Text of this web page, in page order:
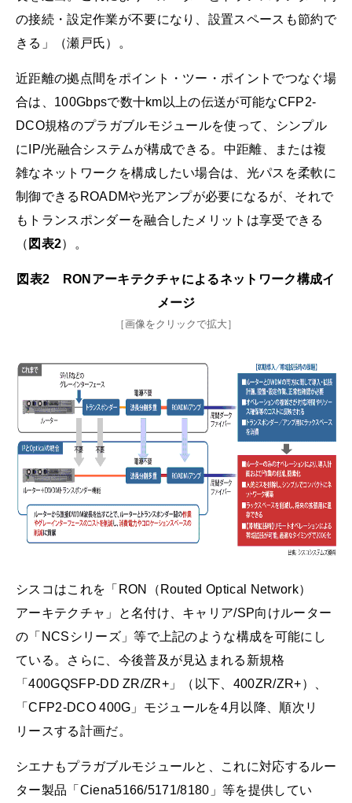
の接続・設定作業が不要になり、設置スペースも節約で
きる」（瀬戸氏）。
近距離の拠点間をポイント・ツー・ポイントでつなぐ場
合は、100Gbpsで数十km以上の伝送が可能なCFP2-
DCO規格のプラガブルモジュールを使って、シンプル
にIP/光融合システムが構成できる。中距離、または複
雑なネットワークを構成したい場合は、光パスを柔軟に
制御できるROADMや光アンプが必要になるが、それで
もトランスポンダーを融合したメリットは享受できる
（ 図表2）。
図表2 RONアーキテクチャによるネットワーク構成イ
メージ
［画像をクリックで拡大］
シスコはこれを「RON（Routed Optical Network）
アーキテクチャ」と名付け、キャリア/SP向けルーター
の「NCSシリーズ」等で上記のような構成を可能にし
ている。さらに、今後普及が見込まれる新規格
「400GQSFP-DD ZR/ZR+」（以下、400ZR/ZR+）、
「CFP2-DCO 400G」モジュールを4月以降、順次リ
リースする計画だ。
シエナもプラガブルモジュールと、これに対応するルー
ター製品「Ciena5166/5171/8180」等を提供してい